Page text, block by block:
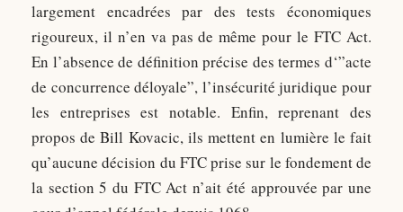
largement encadrées par des tests économiques
rigoureux, il n’en va pas de même pour le FTC Act.
En l’absence de définition précise des termes d‘”acte
de concurrence déloyale”, l’insécurité juridique pour
les entreprises est notable. Enfin, reprenant des
propos de Bill Kovacic, ils mettent en lumière le fait
qu’aucune décision du FTC prise sur le fondement de
la section 5 du FTC Act n’ait été approuvée par une